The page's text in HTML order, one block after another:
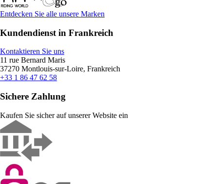
Entdecken Sie alle unsere Marken
Kundendienst in Frankreich
Kontaktieren Sie uns
11 rue Bernard Maris
37270 Montlouis-sur-Loire, Frankreich
+33 1 86 47 62 58
Sichere Zahlung
Kaufen Sie sicher auf unserer Website ein